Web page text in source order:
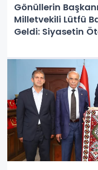
Gönüllerin
Milletvekili Lütfü
Geldi: Siyasetin